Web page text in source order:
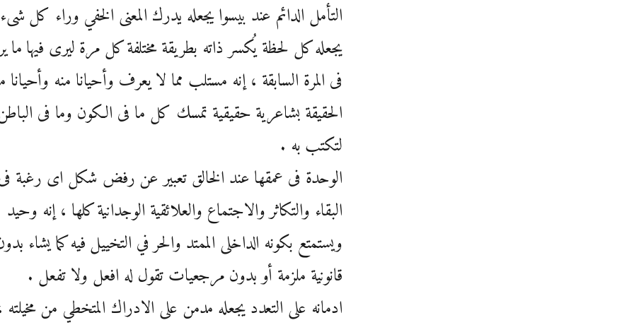
التأمل الدائم عند بيسوا يجعله يدرك المعنى الخفي وراء كل
يجعله كل لحظة يُكسر ذاته بطريقة مختلفة كل مرة ليرى فيها ما
فى المرة السابقة ، إنه مستلب مما لا يعرف وأحيانا منه
الحقيقة بشاعرية حقيقية تمسك كل ما فى الكون وما فى
لتكتب به .
الوحدة فى عمقها عند الخالق تعبير عن رفض شكل اى رغبة
البقاء والتكاثر والاجتماع والعلائقية الوجدانية كلها ، إنه وحيد
ويستمتع بكونه الداخلى الممتد والحر في التخييل فيه كما يشاء
قانونية ملزمة أو بدون مرجعيات تقول له افعل ولا تفعل .
ادمانه على التعدد يجعله مدمن على الادراك المتخطي من مخيلته